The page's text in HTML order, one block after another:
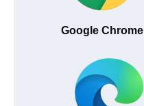
Google Chrome